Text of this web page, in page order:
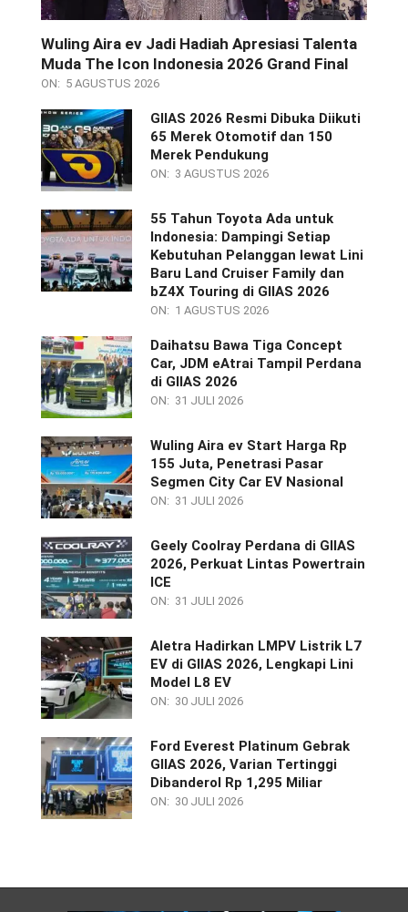
Wuling Aira ev Jadi Hadiah Apresiasi Talenta
Muda The Icon Indonesia 2026 Grand Final
ON: 5 AGUSTUS 2026
GIIAS 2026 Resmi Dibuka Diikuti
65 Merek Otomotif dan 150
Merek Pendukung
ON: 3 AGUSTUS 2026
55 Tahun Toyota Ada untuk
Indonesia: Dampingi Setiap
Kebutuhan Pelanggan lewat Lini
Baru Land Cruiser Family dan
bZ4X Touring di GIIAS 2026
ON: 1 AGUSTUS 2026
Daihatsu Bawa Tiga Concept
Car, JDM eAtrai Tampil Perdana
di GIIAS 2026
ON: 31 JULI 2026
Wuling Aira ev Start Harga Rp
155 Juta, Penetrasi Pasar
Segmen City Car EV Nasional
ON: 31 JULI 2026
Geely Coolray Perdana di GIIAS
2026, Perkuat Lintas Powertrain
ICE
ON: 31 JULI 2026
Aletra Hadirkan LMPV Listrik L7
EV di GIIAS 2026, Lengkapi Lini
Model L8 EV
ON: 30 JULI 2026
Ford Everest Platinum Gebrak
GIIAS 2026, Varian Tertinggi
Dibanderol Rp 1,295 Miliar
ON: 30 JULI 2026